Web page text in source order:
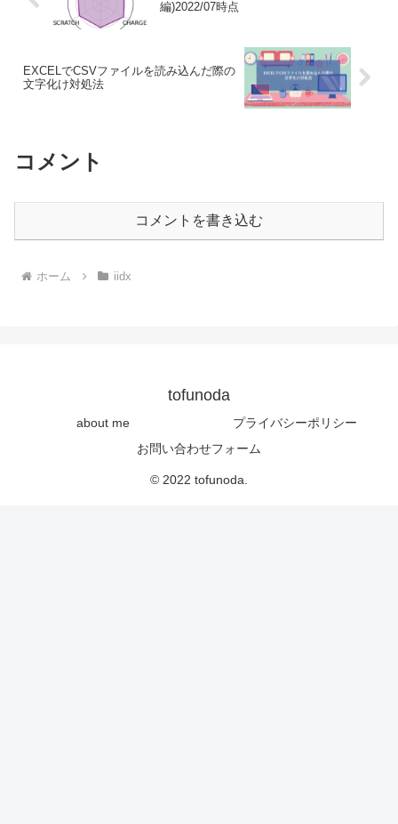
編)2022/07時点
EXCELでCSVファイルを読み込んだ際の
文字化け対処法
コメント
コメントを書き込む
ホーム iidx
tofunoda
about me
プライバシーポリシー
お問い合わせフォーム
© 2022 tofunoda.